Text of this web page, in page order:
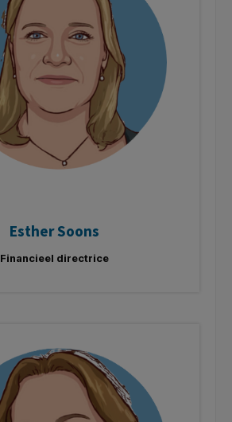
Esther Soons
Financieel directrice